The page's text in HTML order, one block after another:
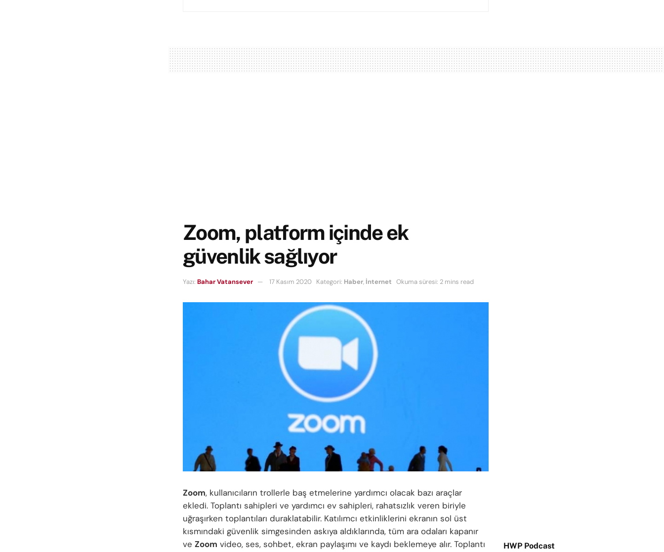
Zoom, platform içinde ek
güvenlik sağlıyor
Yazı: Bahar Vatansever 17 Kasım 2020 Kategori: Haber, İnternet Okuma süresi: 2 mins read
Zoom, kullanıcıların trollerle baş etmelerine yardımcı olacak bazı araçlar
ekledi. Toplantı sahipleri ve yardımcı ev sahipleri, rahatsızlık veren biriyle
uğraşırken toplantıları duraklatabilir. Katılımcı etkinliklerini ekranın sol üst
kısmındaki güvenlik simgesinden askıya aldıklarında, tüm ara odaları kapanır
ve Zoom video, ses, sohbet, ekran paylaşımı ve kaydı beklemeye alır. Toplantı
HWP Podcast